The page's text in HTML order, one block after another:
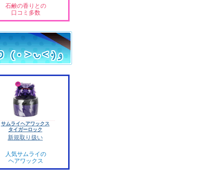
石鹸の香りとの
口コミ多数
サムライヘアワックス
タイガーロック
新規取り扱い
人気サムライの
ヘアワックス